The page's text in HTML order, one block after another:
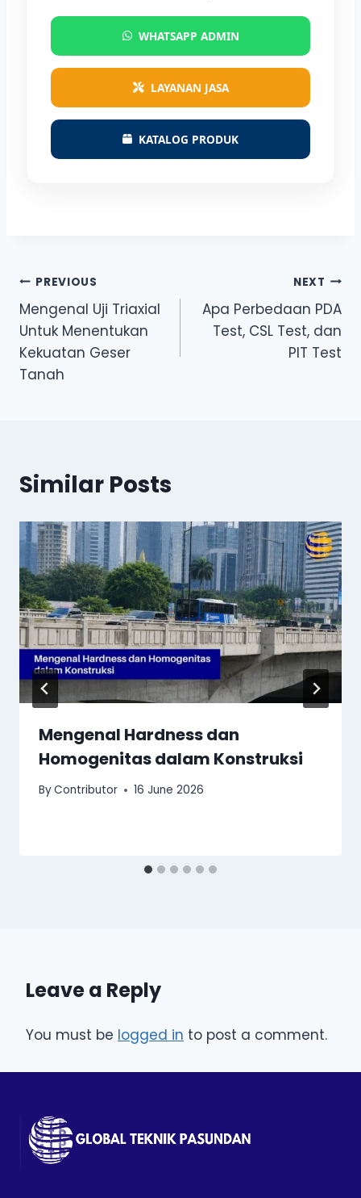
WHATSAPP ADMIN
LAYANAN JASA
KATALOG PRODUK
Post
navigation
PREVIOUS
Mengenal Uji Triaxial
Untuk Menentukan
Kekuatan Geser
Tanah
NEXT
Apa Perbedaan PDA
Test, CSL Test, dan
PIT Test
Similar Posts
Mengenal Hardness dan
Homogenitas dalam Konstruksi
ByContributor 16 June 2026
Leave a Reply
You must be logged in to post a comment.